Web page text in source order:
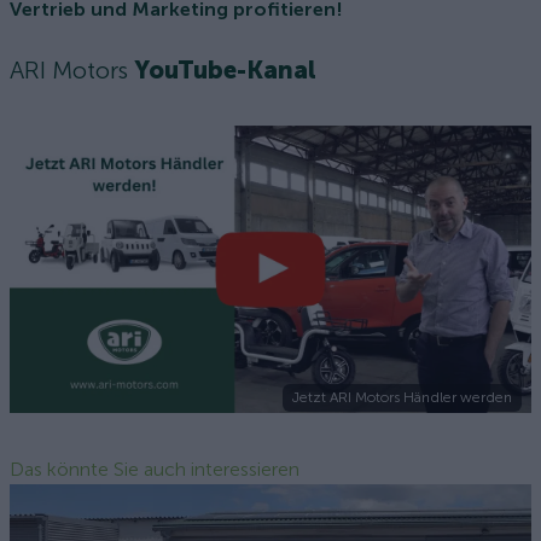
Vertrieb und Marketing profitieren!
ARI Motors YouTube-Kanal
Jetzt ARI Motors Händler werden
Das könnte Sie auch interessieren